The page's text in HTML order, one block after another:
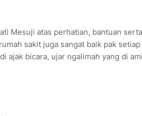
Mesuji atas perhatian, bantuan serta
sakit juga sangat baik pak
ajak bicara, ujar ngalimah yang di